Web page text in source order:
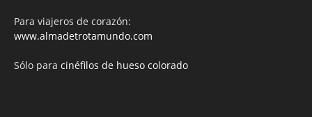
Para viajeros de corazón:
www.almadetrotamundo.com
Sólo para cinéfilos de hueso colorado